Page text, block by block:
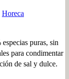
Horeca
puras, sin
para condimentar
de sal y dulce.